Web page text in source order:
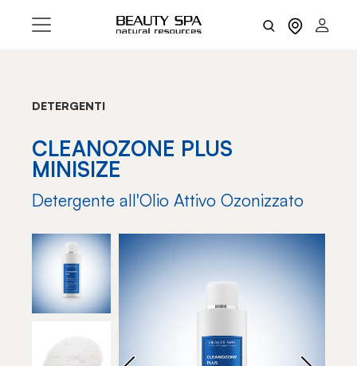
DETERGENTI
CLEANOZONE PLUS
MINISIZE
Detergente all'Olio Attivo Ozonizzato